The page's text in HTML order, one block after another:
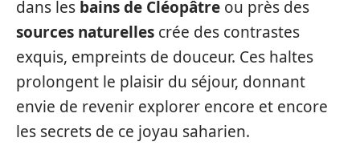
dans les bains de Cléopâtre ou près des
sources naturelles crée des contrastes
exquis, empreints de douceur. Ces haltes
prolongent le plaisir du séjour, donnant
envie de revenir explorer encore et encore
les secrets de ce joyau saharien.